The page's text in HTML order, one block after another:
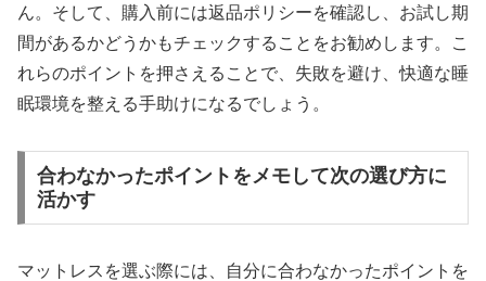
ん。そして、購入前には返品ポリシーを確認し、お試し期
間があるかどうかもチェックすることをお勧めします。こ
れらのポイントを押さえることで、失敗を避け、快適な睡
眠環境を整える手助けになるでしょう。
合わなかったポイントをメモして次の選び方に
活かす
マットレスを選ぶ際には、自分に合わなかったポイントを